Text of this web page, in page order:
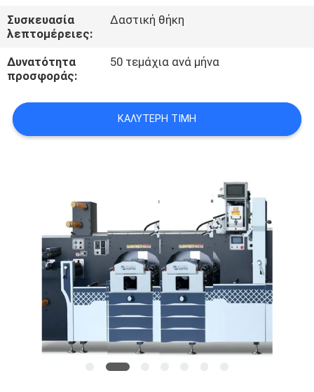
ΕΠΙΣΚΈΨΕΙΣ
ΣΤΟ
ΈΛΕΓΧΟΣ
ΕΠΙΚΟΙΝΩΝΉΣΤΕ
ΜΑΖΊ
ΕΙΔΉΣΕΙΣ
ΥΠΟΘΈΣΕΙΣ
Συσκευασία
λεπτομέρειες:
Δαστική θήκη
Δυνατότητα
προσφοράς:
50 τεμάχια ανά μήνα
ΚΑΛΎΤΕΡΗ ΤΙΜΉ